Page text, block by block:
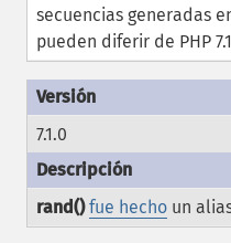
secuencias generadas
pueden diferir de PHP
7.1.0
rand() fue hecho un